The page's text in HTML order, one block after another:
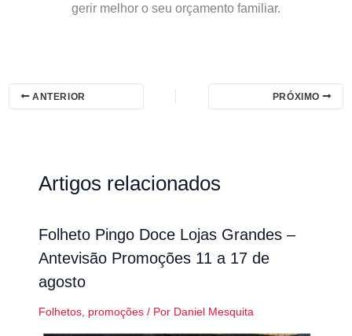
gerir melhor o seu orçamento familiar.
ANTERIOR PRÓXIMO
Artigos relacionados
Folheto Pingo Doce Lojas Grandes –
Antevisão Promoções 11 a 17 de
agosto
Folhetos, promoções/ Por Daniel Mesquita